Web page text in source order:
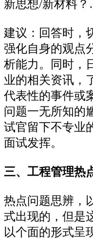
新思想/新材料
建议：回答时，
强化自身的观点
析能力。同时，
业的相关资讯，
代表性的事件或
问题一无所知的
试官留下不专业
面试发挥。
三、工程管理热
热点问题思辨，
式出现的，但是
以个面的形式呈